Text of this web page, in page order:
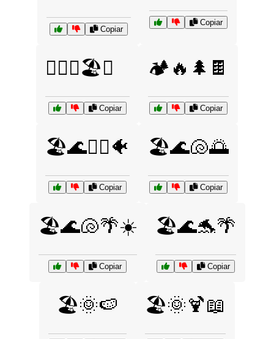
Copiar
Copiar
🏊‍♂️🌊🏖️🐠
Copiar
🏕️🔥🌲🍫
Copiar
🏖️🌊🏊‍♀️🐠
Copiar
🏖️🌊🐚🌅
Copiar
🏖️🌊🐚🌴☀️
Copiar
🏖️🌊🐬🌴
Copiar
🏖️🌞🍉 🏖️🌞🍹📖